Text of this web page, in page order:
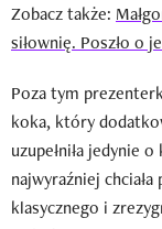
Zobacz także:
siłownię. Poszło o
Poza tym
koka, który
uzupełniła jedynie
najwyraźniej
klasycznego i